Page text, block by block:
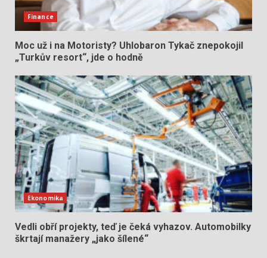
Finance
Moc už i na Motoristy? Uhlobaron Tykač znepokojil
„Turkův resort“, jde o hodně
Ekonomika
Vedli obří projekty, teď je čeká vyhazov. Automobilky
škrtají manažery „jako šílené“